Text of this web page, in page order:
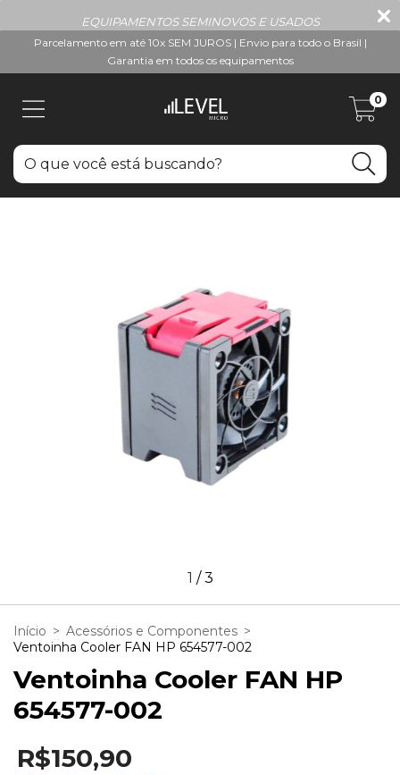
EQUIPAMENTOS SEMINOVOS E USADOS
Parcelamento em até 10x SEM JUROS | Envio para todo o Brasil |
Garantia em todos os equipamentos
0
1 /3
Início > Acessórios e Componentes >
Ventoinha Cooler FAN HP 654577-002
Ventoinha Cooler FAN HP
654577-002
R$150,90